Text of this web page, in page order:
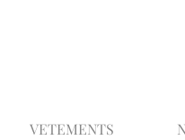
VETEMENTS